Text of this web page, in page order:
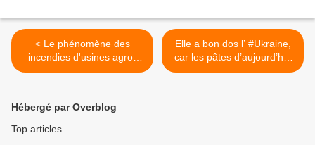
< Le phénomène des
incendies d'usines agro-
alimentaires a commencé
Elle a bon dos l’ #Ukraine,
car les pâtes d’aujourd’hui
sont faites avec le #blé de
Hébergé par Overblog
Top articles